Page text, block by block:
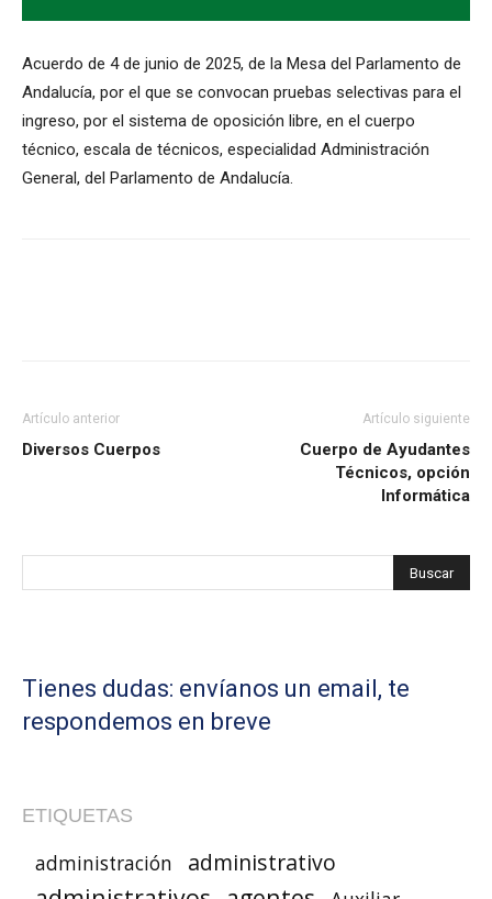
Acuerdo de 4 de junio de 2025, de la Mesa del Parlamento de
Andalucía, por el que se convocan pruebas selectivas para el
ingreso, por el sistema de oposición libre, en el cuerpo
técnico, escala de técnicos, especialidad Administración
General, del Parlamento de Andalucía.
Artículo anterior
Diversos Cuerpos
Artículo siguiente
Cuerpo de Ayudantes
Técnicos, opción
Informática
Tienes dudas: envíanos un email, te
respondemos en breve
ETIQUETAS
administración administrativo